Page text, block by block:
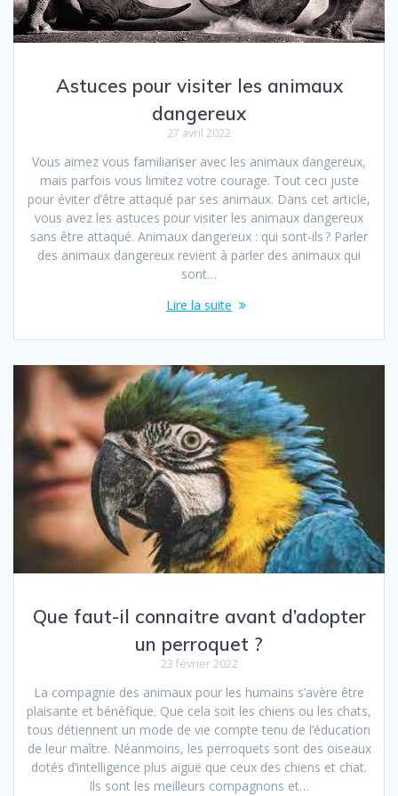
Astuces pour visiter les animaux
dangereux
27 avril 2022
Vous aimez vous familiariser avec les animaux dangereux,
mais parfois vous limitez votre courage. Tout ceci juste
pour éviter d’être attaqué par ses animaux. Dans cet article,
vous avez les astuces pour visiter les animaux dangereux
sans être attaqué. Animaux dangereux : qui sont-ils ? Parler
des animaux dangereux revient à parler des animaux qui
sont…
Lire la suite
Que faut-il connaitre avant d’adopter
un perroquet ?
23 février 2022
La compagnie des animaux pour les humains s’avère être
plaisante et bénéfique. Que cela soit les chiens ou les chats,
tous détiennent un mode de vie compte tenu de l’éducation
de leur maître. Néanmoins, les perroquets sont des oiseaux
dotés d’intelligence plus aiguë que ceux des chiens et chat.
Ils sont les meilleurs compagnons et…